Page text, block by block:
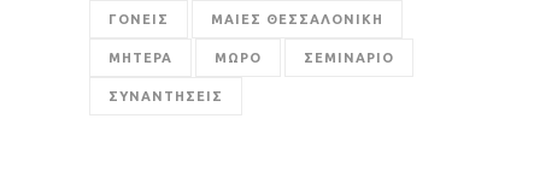
ΓΟΝΕΙΣ ΜΑΙΕΣ ΘΕΣΣΑΛΟΝΙΚΗ
ΜΗΤΕΡΑ ΜΩΡΟ ΣΕΜΙΝΑΡΙΟ
ΣΥΝΑΝΤΗΣΕΙΣ